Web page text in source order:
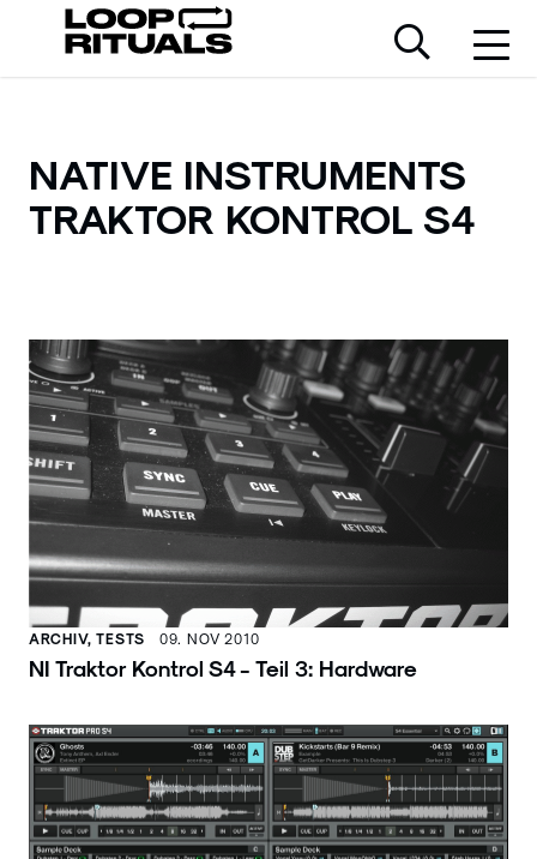
NATIVE INSTRUMENTS
TRAKTOR KONTROL S4
ARCHIV, TESTS 09. NOV 2010
NI Traktor Kontrol S4 - Teil 3: Hardware